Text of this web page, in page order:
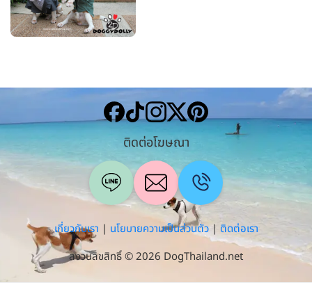
ติดต่อโฆษณา
เกี่ยวกับเรา | นโยบายความเป็นส่วนตัว| ติดต่อเรา
สงวนลิขสิทธิ์ © 2026 DogThailand.net